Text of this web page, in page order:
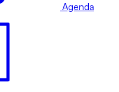
Agenda